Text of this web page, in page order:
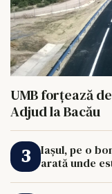
UMB forțează
Adjud la Bacău
Iașul, pe o
arată unde